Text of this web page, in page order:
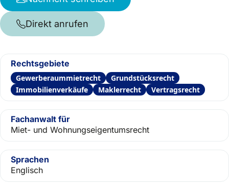
Direkt anrufen
Rechtsgebiete
Gewerberaummietrecht
Grundstücksrecht
Immobilienverkäufe
Maklerrecht Vertragsrecht
Fachanwalt für
Miet- und Wohnungseigentumsrecht
Sprachen
Englisch